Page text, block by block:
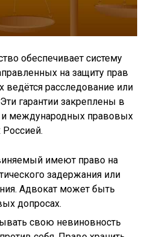
обеспечивает систему
на защиту прав
расследование или
гарантии закреплены в
международных правовых
имеют право на
задержания или
Адвокат может быть
допросах.
свою невиновность